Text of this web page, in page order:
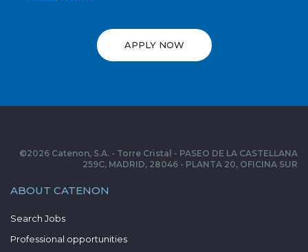
APPLY NOW
ABOUT CATENON
Search Jobs
Professional opportunities
©2026 Catenon, S.A. - Torre Cristal - PASEO DE LA CASTELLANA
259C, MADRID, 28046 - PLANTA 20, OFICINA SUR